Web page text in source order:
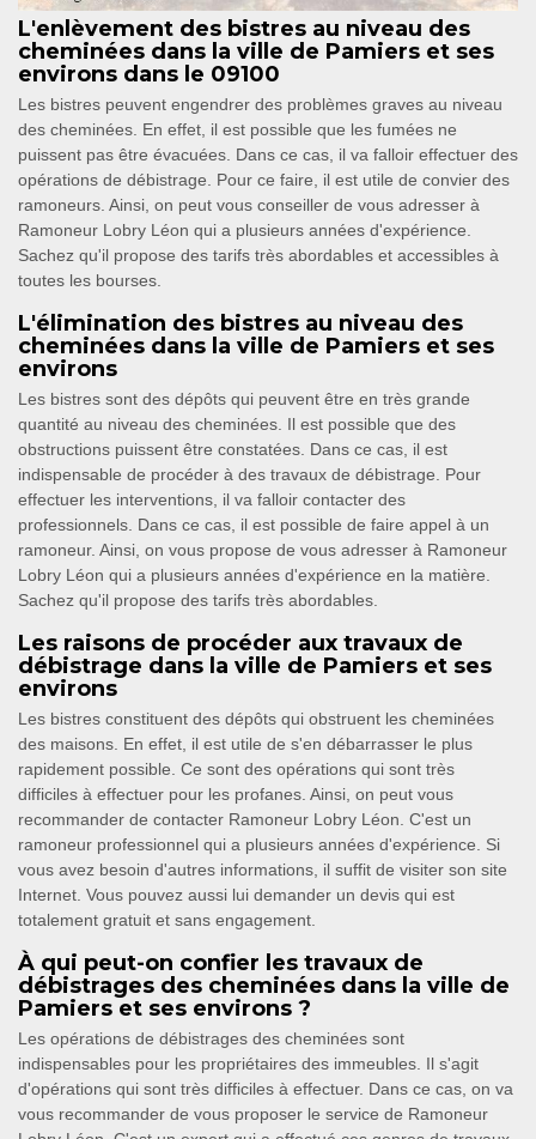
L'enlèvement des bistres au niveau des
cheminées dans la ville de Pamiers et ses
environs dans le 09100
Les bistres peuvent engendrer des problèmes graves au niveau
des cheminées. En effet, il est possible que les fumées ne
puissent pas être évacuées. Dans ce cas, il va falloir effectuer des
opérations de débistrage. Pour ce faire, il est utile de convier des
ramoneurs. Ainsi, on peut vous conseiller de vous adresser à
Ramoneur Lobry Léon qui a plusieurs années d'expérience.
Sachez qu'il propose des tarifs très abordables et accessibles à
toutes les bourses.
L'élimination des bistres au niveau des
cheminées dans la ville de Pamiers et ses
environs
Les bistres sont des dépôts qui peuvent être en très grande
quantité au niveau des cheminées. Il est possible que des
obstructions puissent être constatées. Dans ce cas, il est
indispensable de procéder à des travaux de débistrage. Pour
effectuer les interventions, il va falloir contacter des
professionnels. Dans ce cas, il est possible de faire appel à un
ramoneur. Ainsi, on vous propose de vous adresser à Ramoneur
Lobry Léon qui a plusieurs années d'expérience en la matière.
Sachez qu'il propose des tarifs très abordables.
Les raisons de procéder aux travaux de
débistrage dans la ville de Pamiers et ses
environs
Les bistres constituent des dépôts qui obstruent les cheminées
des maisons. En effet, il est utile de s'en débarrasser le plus
rapidement possible. Ce sont des opérations qui sont très
difficiles à effectuer pour les profanes. Ainsi, on peut vous
recommander de contacter Ramoneur Lobry Léon. C'est un
ramoneur professionnel qui a plusieurs années d'expérience. Si
vous avez besoin d'autres informations, il suffit de visiter son site
Internet. Vous pouvez aussi lui demander un devis qui est
totalement gratuit et sans engagement.
À qui peut-on confier les travaux de
débistrages des cheminées dans la ville de
Pamiers et ses environs ?
Les opérations de débistrages des cheminées sont
indispensables pour les propriétaires des immeubles. Il s'agit
d'opérations qui sont très difficiles à effectuer. Dans ce cas, on va
vous recommander de vous proposer le service de Ramoneur